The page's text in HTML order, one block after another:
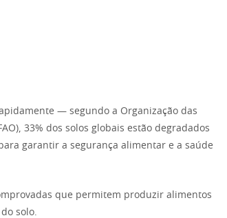
— segundo a Organização das
33% dos solos globais estão degradados
garantir a segurança alimentar e a saúde
que permitem produzir alimentos
solo.